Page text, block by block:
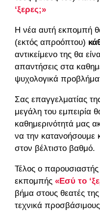
‘ξερες;»
Η νέα αυτή εκπομπή
(εκτός απροόπτου)
αντικείμενο της θα
απαντήσεις στα
ψυχολογικά
Σας επαγγελματίας
μεγάλη του εμπειρία
καθημερινότητά μας
να την κατανοήσουμε
στον βέλτιστο βαθμό.
Τέλος ο παρουσιαστής
εκπομπής «Εσύ το
βήμα στους θεατές
τεχνικά